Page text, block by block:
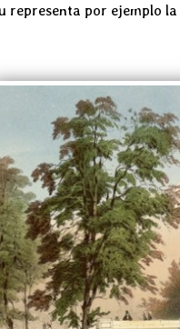
representa por ejemplo